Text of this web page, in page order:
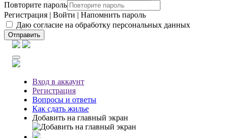
Повторите пароль
Регистрация | Войти | Напомнить пароль
Даю согласие на обработку персональных данных
Отправить
Вход в аккаунт
Регистрация
Вопросы и ответы
Как сдать жилье
Добавить на главный экран